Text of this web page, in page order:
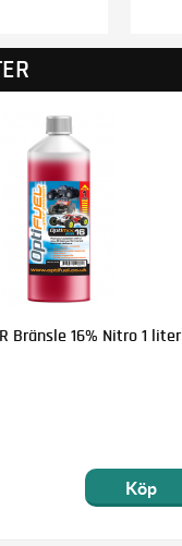
Bränsle 16% Nitro 1 liter
Köp